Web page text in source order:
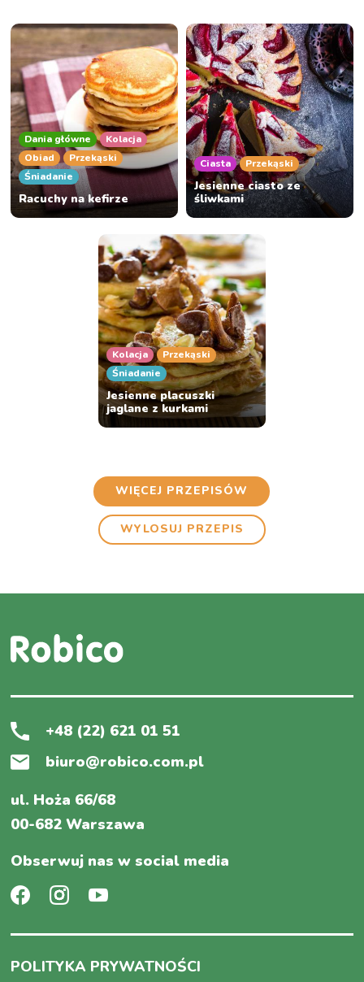
Dania główne
Kolacja
Obiad
Przekąski
Śniadanie
Racuchy na kefirze
Ciasta Przekąski
Jesienne ciasto ze
śliwkami
Kolacja
Przekąski
Śniadanie
Jesienne placuszki
jaglane z kurkami
WIĘCEJ PRZEPISÓW
WYLOSUJ PRZEPIS
+48 (22) 621 01 51
biuro@robico.com.pl
ul. Hoża 66/68
00-682 Warszawa
Obserwuj nas w social media
POLITYKA PRYWATNOŚCI